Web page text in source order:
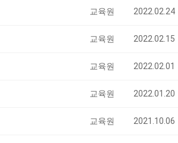
교육원 2022.02.24
교육원 2022.02.15
교육원 2022.02.01
교육원 2022.01.20
교육원 2021.10.06